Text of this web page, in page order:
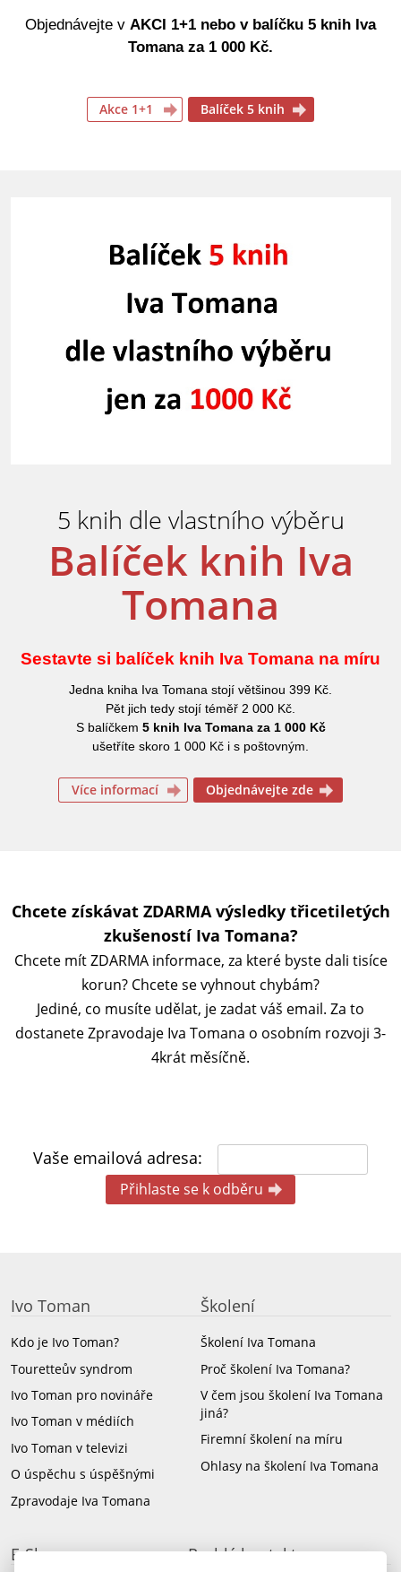
Objednávejte v AKCI 1+1 nebo v balíčku 5 knih Iva
Tomana za 1 000 Kč.
Akce 1+1 Balíček 5 knih
5 knih dle vlastního výběru
Balíček knih Iva
Tomana
Sestavte si balíček knih Iva Tomana na míru
Jedna kniha Iva Tomana stojí většinou 399 Kč.
Pět jich tedy stojí téměř 2 000 Kč.
S balíčkem 5 knih Iva Tomana za 1 000 Kč
ušetříte skoro 1 000 Kč i s poštovným.
Více informací Objednávejte zde
Chcete získávat ZDARMA výsledky třicetiletých
zkušeností Iva Tomana?
Chcete mít ZDARMA informace, za které byste dali tisíce
korun? Chcete se vyhnout chybám?
Jediné, co musíte udělat, je zadat váš email. Za to
dostanete Zpravodaje Iva Tomana o osobním rozvoji 3-
4krát měsíčně.
Vaše emailová adresa:
Ivo Toman
Kdo je Ivo Toman?
Touretteův syndrom
Ivo Toman pro novináře
Ivo Toman v médiích
Ivo Toman v televizi
O úspěchu s úspěšnými
Zpravodaje Iva Tomana
Školení
Školení Iva Tomana
Proč školení Iva Tomana?
V čem jsou školení Iva Tomana
jiná?
Firemní školení na míru
Ohlasy na školení Iva Tomana
E-Shop Rychlý kontakt